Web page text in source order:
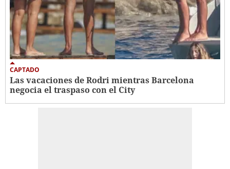
CAPTADO
Las vacaciones de Rodri mientras Barcelona
negocia el traspaso con el City